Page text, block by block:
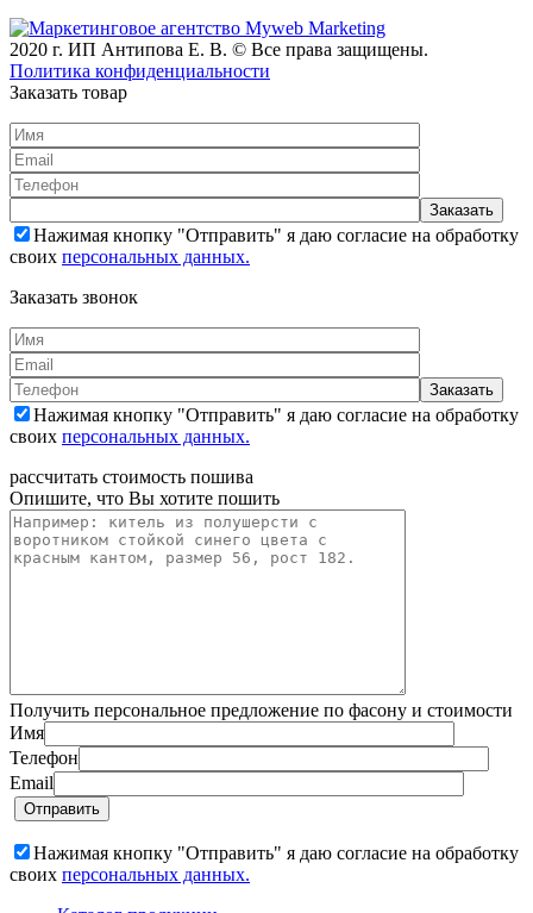
2020 г. ИП Антипова Е. В. © Все права защищены.
Политика конфиденциальности
Заказать товар
Нажимая кнопку "Отправить" я даю согласие на обработку
своих персональных данных.
Заказать звонок
Нажимая кнопку "Отправить" я даю согласие на обработку
своих персональных данных.
рассчитать стоимость пошива
Опишите, что Вы хотите пошить
Получить персональное предложение по фасону и стоимости
Имя
Телефон
Email
Нажимая кнопку "Отправить" я даю согласие на обработку
своих персональных данных.